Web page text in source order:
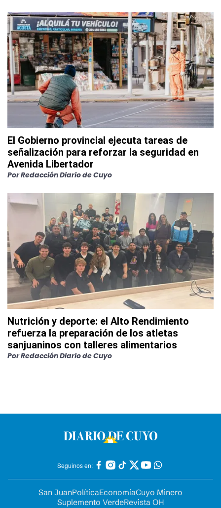
El Gobierno provincial ejecuta tareas de
señalización para reforzar la seguridad en
Avenida Libertador
PorRedacción Diario de Cuyo
Nutrición y deporte: el Alto Rendimiento
refuerza la preparación de los atletas
sanjuaninos con talleres alimentarios
PorRedacción Diario de Cuyo
Seguinos en:
San JuanPolíticaEconomíaCuyo Minero
Suplemento VerdeRevista OH